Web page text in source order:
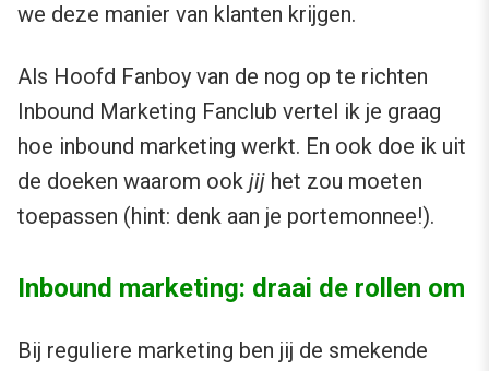
we deze manier van klanten krijgen.
Als Hoofd Fanboy van de nog op te richten
Inbound Marketing Fanclub vertel ik je graag
hoe inbound marketing werkt. En ook doe ik uit
de doeken waarom ook jij het zou moeten
toepassen (hint: denk aan je portemonnee!).
Inbound marketing: draai de rollen om
Bij reguliere marketing ben jij de smekende